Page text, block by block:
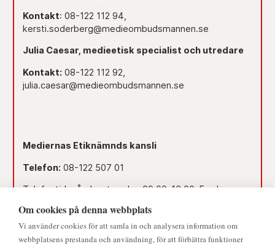
Kontakt: 08-122 112 94,
kersti.soderberg@medieombudsmannen.se
Julia Caesar, medieetisk specialist och utredare
Kontakt: 08-122 112 92,
julia.caesar@medieombudsmannen.se
Mediernas Etiknämnds kansli
Telefon: 08-122 507 01
Telefontid måndag-torsdag 09.00–16.00. Fredag
Dag före röd dag 09.00–12.00.
Om cookies på denna webbplats
Vi använder cookies för att samla in och analysera information om
webbplatsens prestanda och användning, för att förbättra funktioner